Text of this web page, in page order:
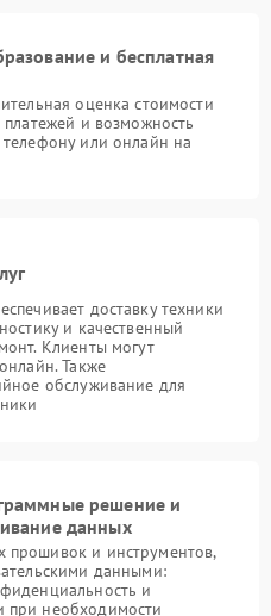
и бесплатная
оценка стоимости
платежей и возможность
или онлайн на
доставку техники
и качественный
Клиенты могут
Также
обслуживание для
решение и
данных
прошивок и инструментов,
данными:
и
при необходимости